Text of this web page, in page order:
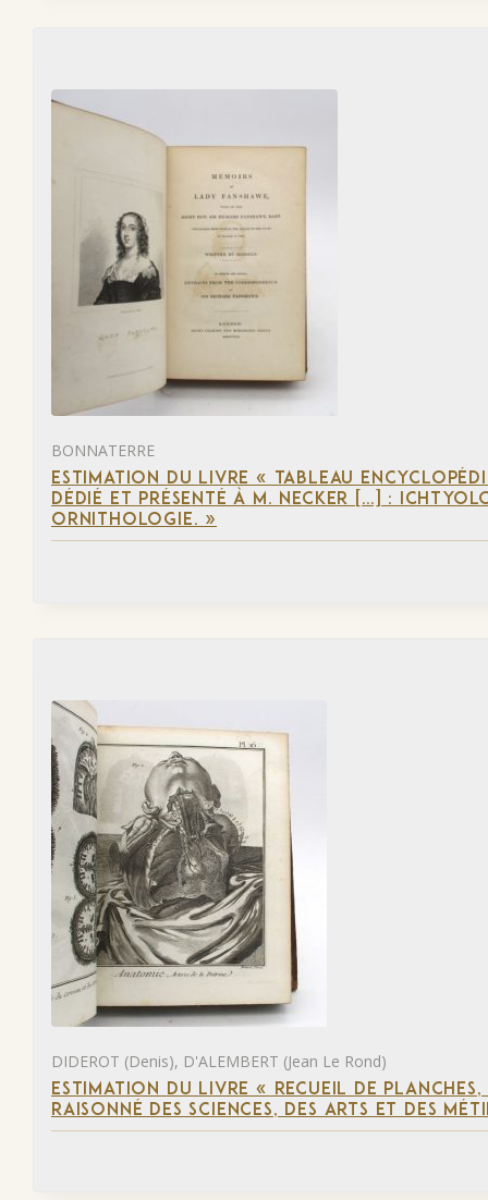
BONNATERRE
ESTIMATION DU LIVRE « TABLEAU
DÉDIÉ ET PRÉSENTÉ À M. NECKER […] :
ORNITHOLOGIE. »
DIDEROT (Denis), D'ALEMBERT (Jean Le Rond)
ESTIMATION DU LIVRE « RECUEIL DE
RAISONNÉ DES SCIENCES, DES ARTS ET DES